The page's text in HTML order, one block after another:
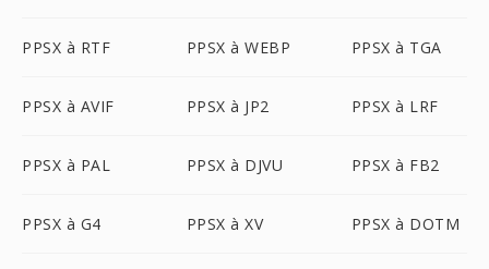
PPSX à RTF PPSX à WEBP PPSX à TGA
PPSX à AVIF PPSX à JP2 PPSX à LRF
PPSX à PAL PPSX à DJVU PPSX à FB2
PPSX à G4 PPSX à XV PPSX à DOTM